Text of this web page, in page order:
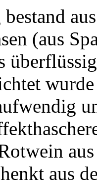
(aus
aus